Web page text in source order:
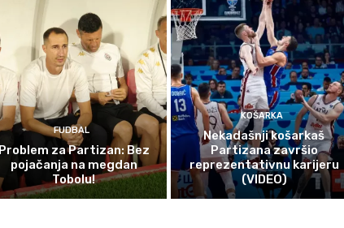
FUDBAL
Problem za Partizan: Bez
pojačanja na megdan
Tobolu!
KOŠARKA
Nekadašnji košarkaš
Partizana završio
reprezentativnu karijeru
(VIDEO)